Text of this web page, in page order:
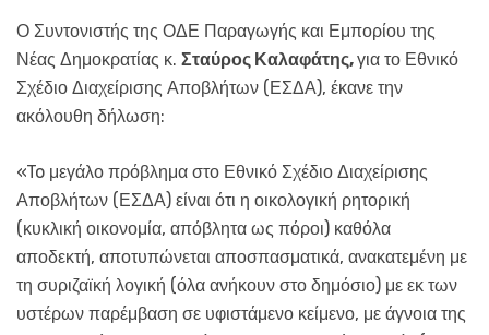
Ο Συντονιστής της ΟΔΕ Παραγωγής και Εμπορίου της
Νέας Δημοκρατίας κ. Σταύρος Καλαφάτης,για το Εθνικό
Σχέδιο Διαχείρισης Αποβλήτων (ΕΣΔΑ), έκανε την
ακόλουθη δήλωση:
«To μεγάλο πρόβλημα στο Εθνικό Σχέδιο Διαχείρισης
Αποβλήτων (ΕΣΔΑ) είναι ότι η οικολογική ρητορική
(κυκλική οικονομία, απόβλητα ως πόροι) καθόλα
αποδεκτή, αποτυπώνεται αποσπασματικά, ανακατεμένη με
τη συριζαϊκή λογική (όλα ανήκουν στο δημόσιο) με εκ των
υστέρων παρέμβαση σε υφιστάμενο κείμενο, με άγνοια της